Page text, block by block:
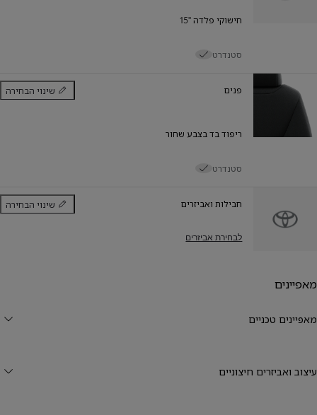
חישוקי פלדה "15
סטנדרט
פנים שינוי הבחירה
פנים
ריפוד בד בצבע שחור
סטנדרט
חבילות ואביזרים שינוי הבחירה
חבילות ואביזרים
לבחירת אביזרים
מאפיינים
מאפיינים טכניים
עיצוב ואביזרים חיצוניים